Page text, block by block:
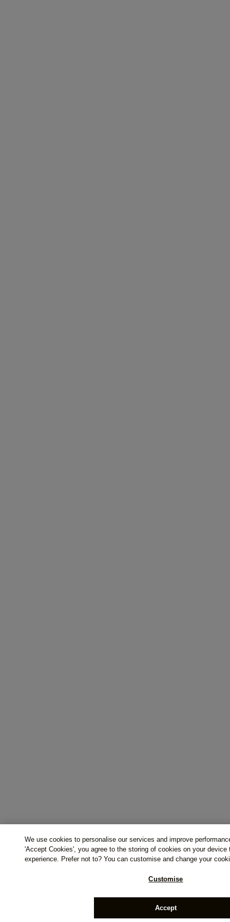
We use cookies to personalise our services and improve
'Accept Cookies', you agree to the storing of cookies on your device
experience. Prefer not to? You can customise and change your
Customise
Accept